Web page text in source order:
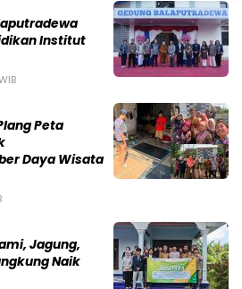
Institut
Peta
Daya Wisata
Jagung,
Naik